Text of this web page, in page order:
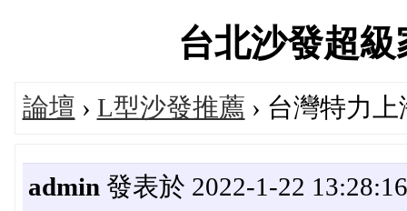
台北沙發超
論壇 › L型沙發推薦 › 台灣特力
admin 發表於 2022-1-22 13:28:16